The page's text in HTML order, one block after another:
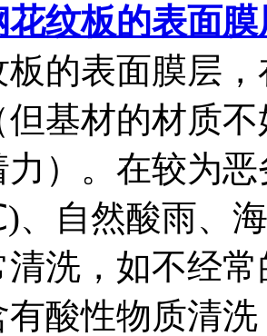
花纹板的表面
板的表面膜层
但基材的材质
力）。在较为
、自然酸雨、
清洗，如不经
有酸性物质清洗